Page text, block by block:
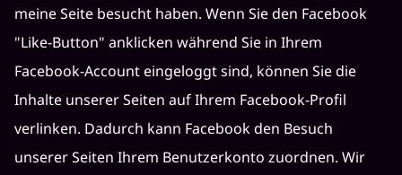
meine Seite besucht haben. Wenn Sie den Facebook
"Like-Button" anklicken während Sie in Ihrem
Facebook-Account eingeloggt sind, können Sie die
Inhalte unserer Seiten auf Ihrem Facebook-Profil
verlinken. Dadurch kann Facebook den Besuch
unserer Seiten Ihrem Benutzerkonto zuordnen. Wir